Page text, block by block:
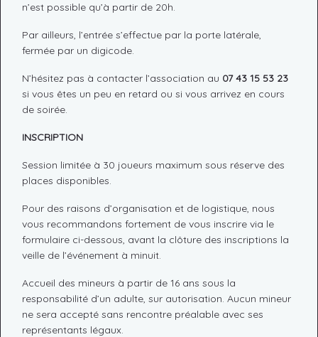
n’est possible qu’à partir de 20h.
Par ailleurs, l’entrée s’effectue par la porte latérale,
fermée par un digicode.
N’hésitez pas à contacter l’association au 07 43 15 53 23
si vous êtes un peu en retard ou si vous arrivez en cours
de soirée.
INSCRIPTION
Session limitée à 30 joueurs maximum sous réserve des
places disponibles.
Pour des raisons d’organisation et de logistique, nous
vous recommandons fortement de vous inscrire via le
formulaire ci-dessous, avant la clôture des inscriptions la
veille de l’événement à minuit.
Accueil des mineurs à partir de 16 ans sous la
responsabilité d’un adulte, sur autorisation. Aucun mineur
ne sera accepté sans rencontre préalable avec ses
représentants légaux.